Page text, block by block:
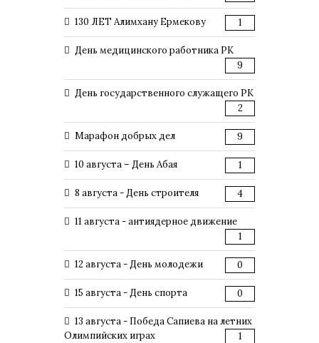
130 ЛЕТ Алимхану Ермекову 1
День медицинского работника РК
9
День государственного служащего РК
2
Марафон добрых дел 9
10 августа – День Абая 1
8 августа - День строителя 4
11 августа - антиядерное движение
1
12 августа - День молодежи 0
15 августа - День спорта 0
13 августа - Победа Сапиева на летних
Олимпийских играх
1